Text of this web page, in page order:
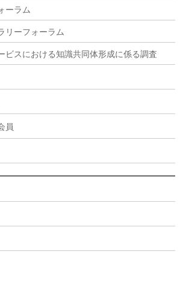
ーラム
リーフォーラム
ビスにおける知識共同体形成に係る調査
員